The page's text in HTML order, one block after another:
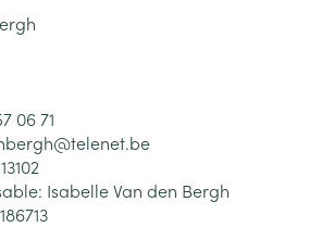
06 71
telenet.be
Isabelle Van den Bergh